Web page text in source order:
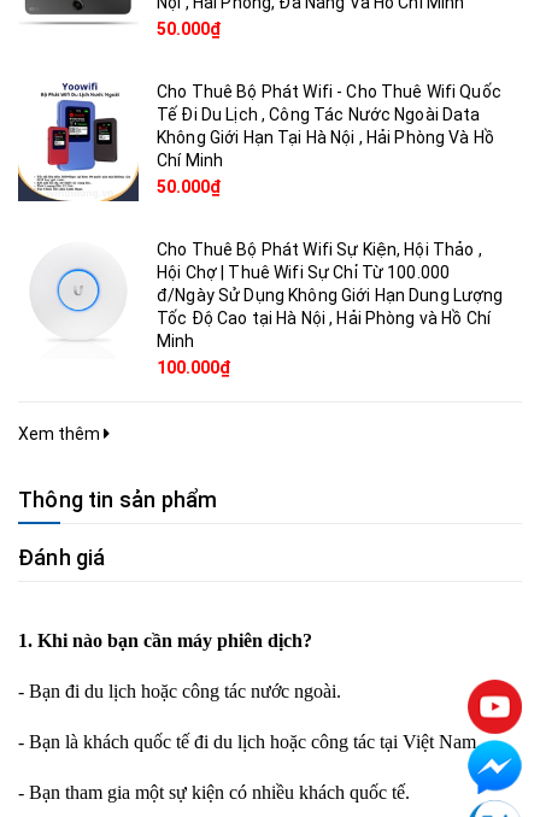
50.000₫
Cho Thuê Bộ Phát Wifi - Cho Thuê Wifi Quốc
Tế Đi Du Lịch , Công Tác Nước Ngoài Data
Không Giới Hạn Tại Hà Nội , Hải Phòng Và Hồ
Chí Minh
50.000₫
Cho Thuê Bộ Phát Wifi Sự Kiện, Hội Thảo ,
Hội Chợ | Thuê Wifi Sự Chỉ Từ 100.000
đ/Ngày Sử Dụng Không Giới Hạn Dung Lượng
Tốc Độ Cao tại Hà Nội , Hải Phòng và Hồ Chí
Minh
100.000₫
Xem thêm
Thông tin sản phẩm
Đánh giá
1. Khi nào bạn cần máy phiên dịch?
- Bạn đi du lịch hoặc công tác nước ngoài.
- Bạn là khách quốc tế đi du lịch hoặc công tác tại Việt Nam.
- Bạn tham gia một sự kiện có nhiều khách quốc tế.